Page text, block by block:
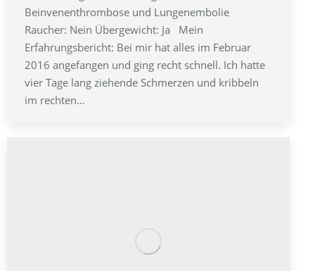
Beinvenenthrombose und Lungenembolie
Raucher: Nein Übergewicht: Ja Mein
Erfahrungsbericht: Bei mir hat alles im Februar
2016 angefangen und ging recht schnell. Ich hatte
vier Tage lang ziehende Schmerzen und kribbeln
im rechten…